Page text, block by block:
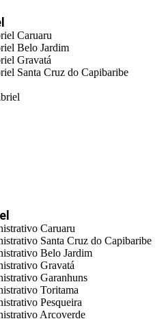
Caruaru
Belo Jardim
Gravatá
Santa Cruz do Capibaribe
Caruaru
Santa Cruz do Capibaribe
Belo Jardim
Gravatá
Garanhuns
Toritama
Pesqueira
Arcoverde